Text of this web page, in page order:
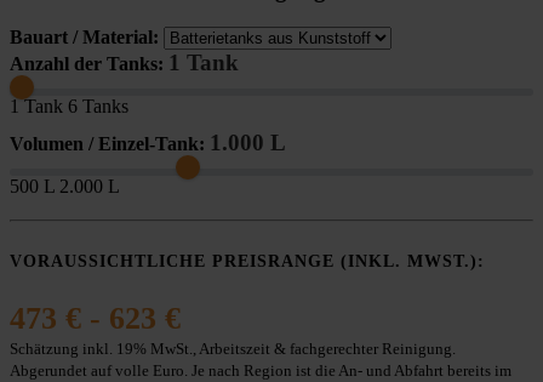
Bauart / Material:
Anzahl der Tanks: 1 Tank
1 Tank 6 Tanks
Volumen / Einzel-Tank: 1.000 L
500 L 2.000 L
VORAUSSICHTLICHE PREISRANGE (INKL. MWST.):
473 € - 623 €
Schätzung inkl. 19% MwSt., Arbeitszeit & fachgerechter Reinigung.
Abgerundet auf volle Euro. Je nach Region ist die An- und Abfahrt bereits im